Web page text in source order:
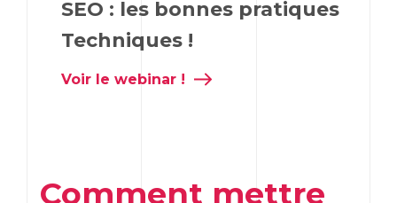
SEO : les bonnes pratiques
Techniques !
Voir le webinar !
Comment mettre